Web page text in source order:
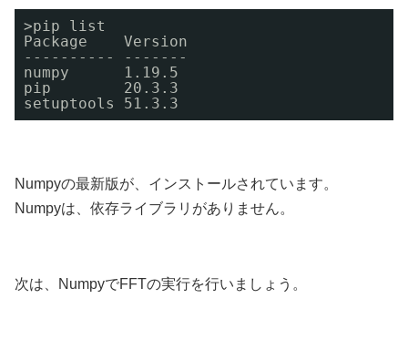
>pip list
Package    Version
---------- -------
numpy      1.19.5
pip        20.3.3
setuptools 51.3.3
Numpyの最新版が、インストールされています。
Numpyは、依存ライブラリがありません。
次は、NumpyでFFTの実行を行いましょう。